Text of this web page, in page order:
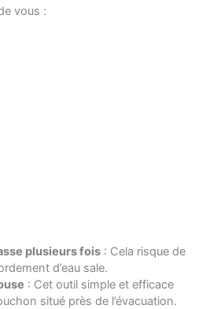
vous :
plusieurs fois: Cela risque de
d’eau sale.
: Cet outil simple et efficace
situé près de l’évacuation.